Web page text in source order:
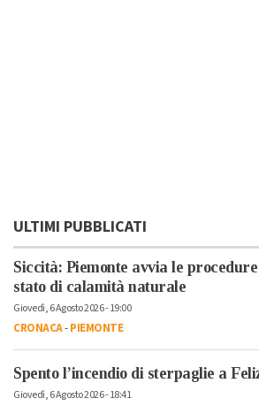
ULTIMI PUBBLICATI
Siccità: Piemonte avvia le
stato di calamità naturale
Giovedì, 6 Agosto 2026 - 19:00
CRONACA-PIEMONTE
Spento l’incendio di sterpaglie a
Giovedì, 6 Agosto 2026 - 18:41